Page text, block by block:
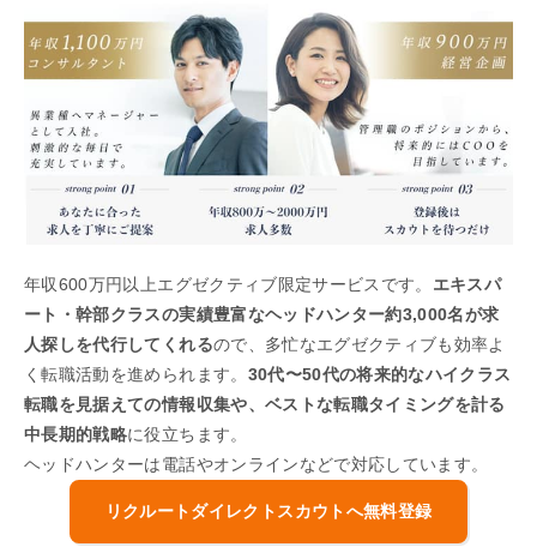
年収600万円以上エグゼクティブ限定サービスです。 エキスパ
ート・幹部クラスの実績豊富なヘッドハンター約3,000名が求
人探しを代行してくれるので、多忙なエグゼクティブも効率よ
く転職活動を進められます。 30代〜50代の将来的なハイクラス
転職を見据えての情報収集や、ベストな転職タイミングを計る
中長期的戦略に役立ちます。
ヘッドハンターは電話やオンラインなどで対応しています。
リクルートダイレクトスカウトへ無料登録